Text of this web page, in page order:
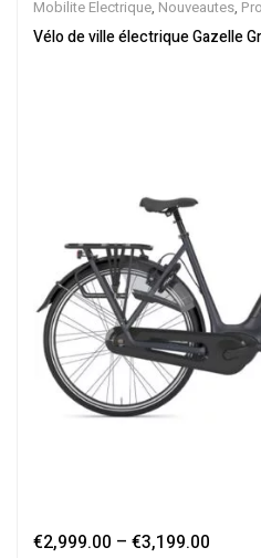
Mobilite Electrique, Nouveautes,
électrique,Vélo électrique ville,
Vélo de ville électrique Gazelle
€2,999.00 – €3,199.00